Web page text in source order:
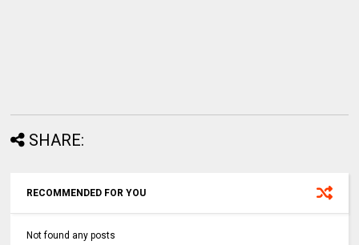
SHARE:
RECOMMENDED FOR YOU
Not found any posts